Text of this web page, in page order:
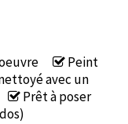
Peint
avec un
Prêt à poser